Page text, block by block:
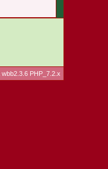
PHP_7.2.x